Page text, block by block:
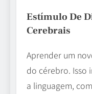
Estímulo De
Cerebrais
Aprender um
do cérebro. Isso
a linguagem,